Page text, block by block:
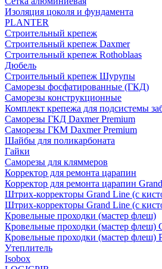
Изоляция цоколя и фундамента
PLANTER
Строительный крепеж
Строительный крепеж Daxmer
Строительный крепеж Rothoblaas
Дюбель
Строительный крепеж Шурупы
Саморeзы фосфатированные (ГКД)
Саморезы конструкционные
Комплект крепежа для подсистемы
Саморезы ГКД Daxmer Premium
Саморезы ГКМ Daxmer Premium
Шайбы для поликарбоната
Гайки
Саморезы для кляммеров
Корректор для ремонта царапин
Корректор для ремонта царапин
Штрих-корректоры Grand Line (с
Штрих-корректоры Grand Line (с
Кровельные проходки (мастер флеш)
Кровельные проходки (мастер флеш)
Кровельные проходки (мастер флеш)
Утеплитель
Isobox